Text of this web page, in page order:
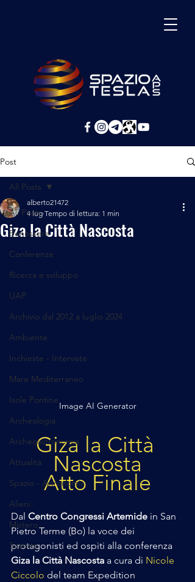
Post
All Posts
Benessere
Conferenze
Ricerca e sviluppo
UAP
Archivio dal 2012 a luglio 2024
Ambiente
Inchieste - Interviste
Mare Mediterraneo
Isole Pontine
Archeologia
Archeoastronomia
Attualità
Spazio - Astronomia
Alieni
Mistero
Scienza
All Posts
Giza la Città Nascosta
alberto21472
4 lug Tempo di lettura: 1 min
Image AI Generator
Giza la Città
Nascosta
Atto Finale
Dal Centro Congressi Artemide in San
Pietro Terme (Bo) la voce dei
protagonisti ed ospiti alla conferenza
Giza la Città Nascosta a cura di Nicole
Ciccolo del team Expedition